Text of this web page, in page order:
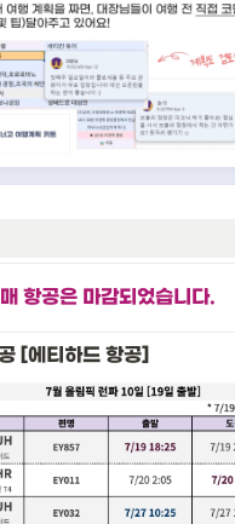
항공은 마감되었습니다.
[에티하드 항공]